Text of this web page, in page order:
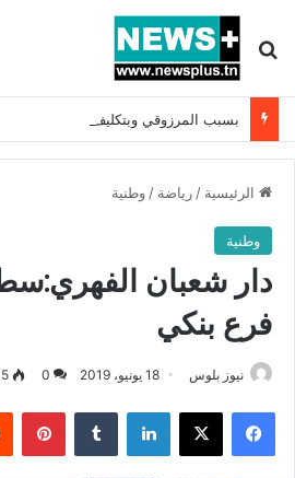
بحث عن
الرئيسية / رياضة / وطنية
وطنية
دار شعبان
فرع بنكي
نيوز بلوس 18 يونيو، 2019 0
فيسبوك X لينكدإن